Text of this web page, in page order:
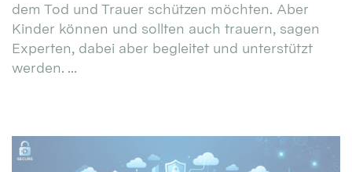
dem Tod und Trauer schützen möchten. Aber
Kinder können und sollten auch trauern, sagen
Experten, dabei aber begleitet und unterstützt
werden. ...